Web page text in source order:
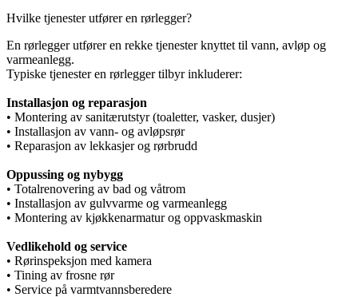
Hvilke tjenester utfører en rørlegger?
En rørlegger utfører en rekke tjenester knyttet til vann, avløp og
varmeanlegg.
Typiske tjenester en rørlegger tilbyr inkluderer:
Installasjon og reparasjon
• Montering av sanitærutstyr (toaletter, vasker, dusjer)
• Installasjon av vann- og avløpsrør
• Reparasjon av lekkasjer og rørbrudd
Oppussing og nybygg
• Totalrenovering av bad og våtrom
• Installasjon av gulvvarme og varmeanlegg
• Montering av kjøkkenarmatur og oppvaskmaskin
Vedlikehold og service
• Rørinspeksjon med kamera
• Tining av frosne rør
• Service på varmtvannsberedere